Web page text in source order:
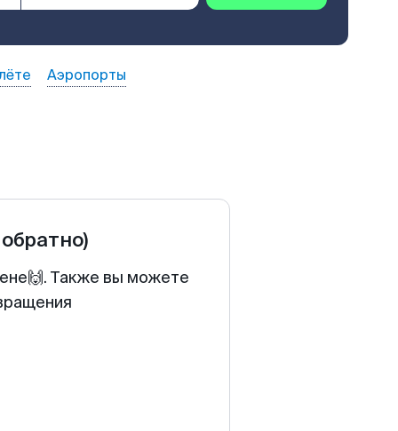
Аэропорты
Также вы можете